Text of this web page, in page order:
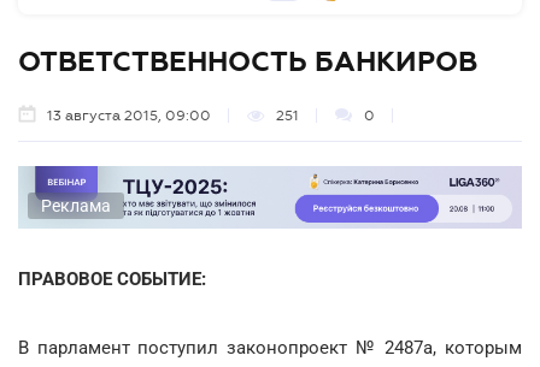
ОТВЕТСТВЕННОСТЬ БАНКИРОВ
13 августа 2015, 09:00 251 0
Реклама
ПРАВОВОЕ СОБЫТИЕ:
В парламент поступил законопроект № 2487а, которым